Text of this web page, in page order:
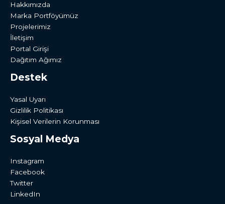
Hakkımızda
Marka Portföyümüz
Projelerimiz
İletişim
Portal Girişi
Dağıtım Ağımız
Destek
Yasal Uyarı
Gizlilik Politikası
Kişisel Verilerin Korunması
Sosyal Medya
Instagram
Facebook
Twitter
LinkedIn